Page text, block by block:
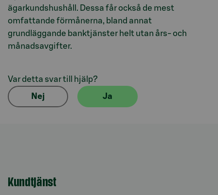
ägarkundshushåll. Dessa får också de mest
omfattande förmånerna, bland annat
grundläggande banktjänster helt utan års- och
månadsavgifter.
Var detta svar till hjälp?
Nej Ja
Kundtjänst